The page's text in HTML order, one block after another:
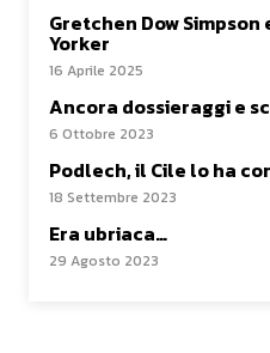
Gretchen Dow
Yorker
16 Aprile 2025
Ancora dossieraggi e
6 Ottobre 2023
Podlech, il Cile lo ha
18 Settembre 2023
Era ubriaca…
29 Agosto 2023